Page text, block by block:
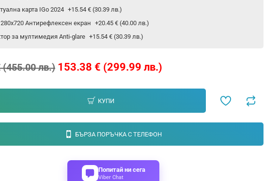
153.38 € (299.99 лв.)
(455.00 лв.)
карта IGo 2024 +15.54 € (30.39 лв.)
Антирефлексен екран +20.45 € (40.00 лв.)
за мултимедия Anti-glare +15.54 € (30.39 лв.)
КУПИ
БЪРЗА ПОРЪЧКА С ТЕЛЕФОН
Попитай ни сега
Viber Chat